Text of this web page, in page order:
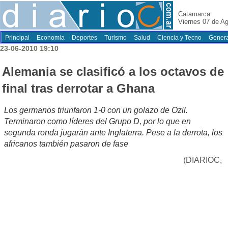
Catamarca
Viernes 07 de
Principal Economia Deportes Turismo Salud Ciencia y Tecno
23-06-2010 19:10
Alemania se clasificó a los octavos de
final tras derrotar a Ghana
Los germanos triunfaron 1-0 con un golazo de Ozil.
Terminaron como líderes del Grupo D, por lo que en
segunda ronda jugarán ante Inglaterra. Pese a la derrota, los
africanos también pasaron de fase
(DIARIOC,